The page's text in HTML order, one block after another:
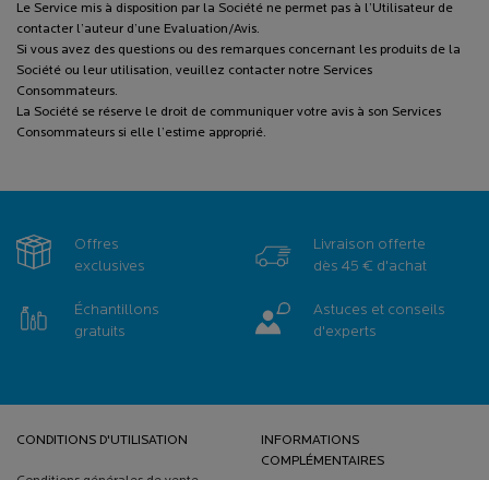
Le Service mis à disposition par la Société ne permet pas à l’Utilisateur de
contacter l’auteur d’une Evaluation/Avis.
Si vous avez des questions ou des remarques concernant les produits de la
Société ou leur utilisation, veuillez contacter notre Services
Consommateurs.
La Société se réserve le droit de communiquer votre avis à son Services
Consommateurs si elle l’estime approprié.
Offres
exclusives
Livraison offerte
dès 45 € d'achat
Échantillons
gratuits
Astuces et conseils
d'experts
CONDITIONS D'UTILISATION
INFORMATIONS
COMPLÉMENTAIRES